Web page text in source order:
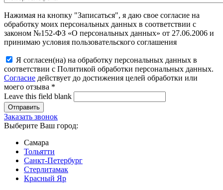
Нажимая на кнопку "Записаться", я даю свое согласие на
обработку моих персональных данных в соответствии с
законом №152-ФЗ «О персональных данных» от 27.06.2006 и
принимаю условия пользовательского соглашения
Я согласен(на) на обработку персональных данных в
соответствии с Политикой обработки персональных данных.
Согласие действует до достижения целей обработки или
моего отзыва *
Leave this field blank
Заказать звонок
Выберите Ваш город:
Самара
Тольятти
Санкт-Петербург
Стерлитамак
Красный Яр